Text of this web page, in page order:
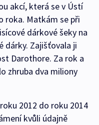
akcí, která se v Ústí
roka. Matkám se při
dárkové šeky na
dárky. Zajišťovala ji
Darothore. Za rok a
zhruba dva miliony
2012 do roku 2014
kvůli údajně